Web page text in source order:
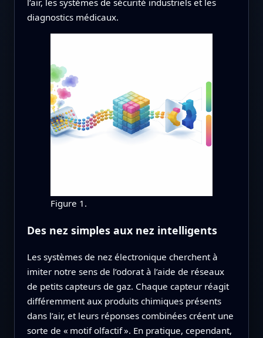
diagnostics médicaux.
Figure 1.
Des nez simples aux nez intelligents
Les systèmes de nez électronique cherchent à
imiter notre sens de l’odorat à l’aide de réseaux
de petits capteurs de gaz. Chaque capteur réagit
différemment aux produits chimiques présents
dans l’air, et leurs réponses combinées créent une
sorte de « motif olfactif ». En pratique, cependant,